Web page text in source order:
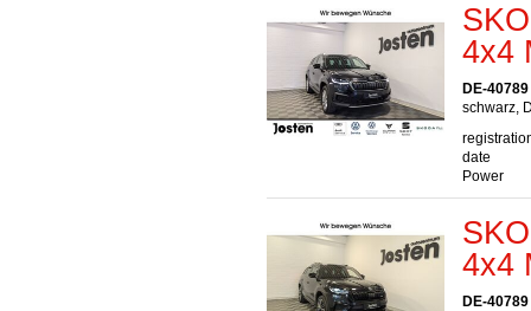
4x4
DE-
schwarz,
date
Power
4x4
DE-